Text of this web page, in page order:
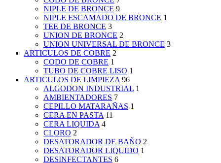
NIPLE DE BRONCE 9
NIPLE ESCAMADO DE BRONCE 1
TEE DE BRONCE 3
UNION DE BRONCE 2
UNION UNIVERSAL DE BRONCE 3
ARTICULOS DE COBRE 2
CODO DE COBRE 1
TUBO DE COBRE LISO 1
ARTICULOS DE LIMPIEZA 96
ALGODON INDUSTRIAL 1
AMBIENTADORES 7
CEPILLO MATARAÑAS 1
CERA EN PASTA 11
CERA LIQUIDA 4
CLORO 2
DESATORADOR DE BAÑO 2
DESATORADOR LIQUIDO 1
DESINFECTANTES 6